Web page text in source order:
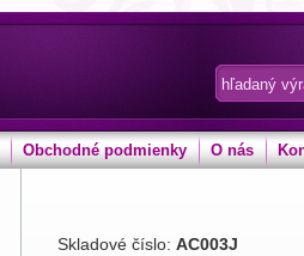
Obchodné podmienky O nás
Skladové číslo: AC003J